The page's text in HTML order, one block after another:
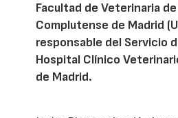
Facultad de Veterinaria
Complutense de Madrid
responsable del Servicio
Hospital Clínico
de Madrid.